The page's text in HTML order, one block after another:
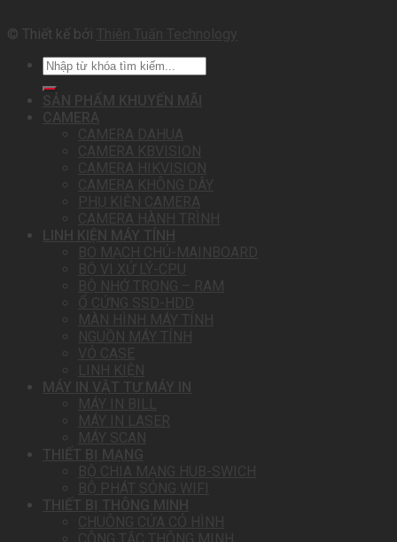
© Thiết kế bởi Thiên Tuấn Technology
SẢN PHẨM KHUYẾN MÃI
CAMERA
CAMERA DAHUA
CAMERA KBVISION
CAMERA HIKVISION
CAMERA KHÔNG DÂY
PHỤ KIỆN CAMERA
CAMERA HÀNH TRÌNH
LINH KIỆN MÁY TÍNH
BO MẠCH CHỦ-MAINBOARD
BỘ VI XỬ LÝ-CPU
BỘ NHỚ TRONG – RAM
MÀN HÌNH MÁY TÍNH
NGUỒN MÁY TÍNH
VỎ CASE
MÁY IN VẬT TƯ MÁY IN
MÁY IN BILL
MÁY IN LASER
MÁY SCAN
THIẾT BỊ MẠNG
BỘ CHIA MẠNG HUB-SWICH
BỘ PHÁT SÓNG WIFI
THIẾT BỊ THÔNG MINH
CHUÔNG CỬA CÓ HÌNH